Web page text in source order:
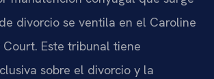
divorcio se ventila en el Caroline
Este tribunal tiene
sobre el divorcio y la